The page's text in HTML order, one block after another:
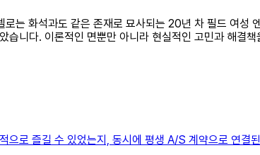
는 화석과도 같은 존재로 묘사되는 20년 차 필드 여
니다. 이론적인 면뿐만 아니라 현실적인 고민과 해결
로 즐길 수 있었는지, 동시에 평생 A/S 계약으로 연결